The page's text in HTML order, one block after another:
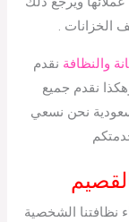
الخزانات .
والنظافة نقدم
نقدم جميع
نحن نسعي
نظافتنا الشخصية